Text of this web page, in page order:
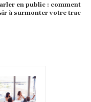
en public : comment
à surmonter votre trac